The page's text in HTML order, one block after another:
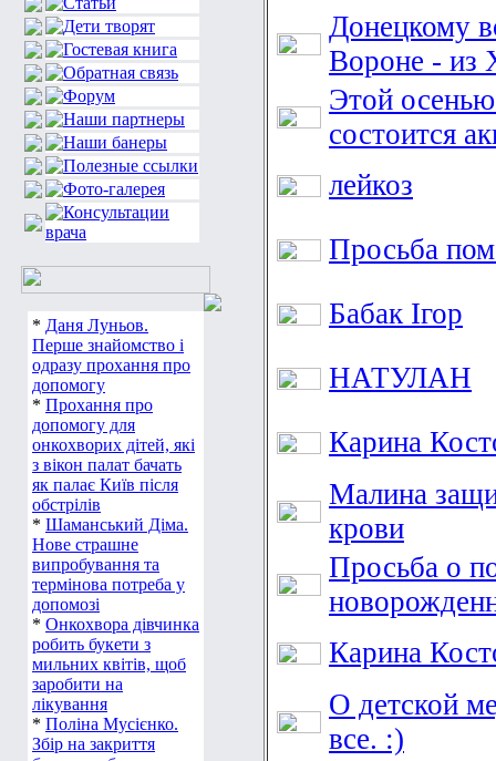
* Даня Луньов.
Перше знайомство і
одразу прохання про
допомогу
* Прохання про
допомогу для
онкохворих дітей, які
з вікон палат бачать
як палає Київ після
обстрілів
* Шаманський Діма.
Нове страшне
випробування та
термінова потреба у
допомозі
* Онкохвора дівчинка
робить букети з
мильних квітів, щоб
заробити на
лікування
* Поліна Мусієнко.
Збір на закриття
Донецкому
Вороне - из
Этой
состоится
лейкоз
Просьба
Бабак Ігор
НАТУЛАН
Карина
Малина
крови
Просьба о
Карина
О детской
все. :)